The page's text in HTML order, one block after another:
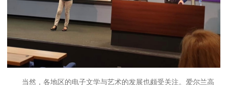
当然，各地区的电子文学与艺术的发展也颇受关注。爱尔兰高